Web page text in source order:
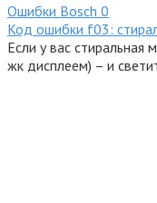
Ошибки Bosсh 0
Код ошибки f03:
Если у вас стиральная
жк дисплеем) – и